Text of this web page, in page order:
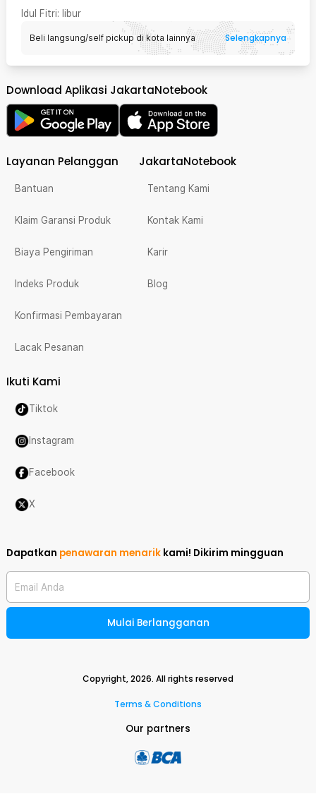
Idul Fitri: libur
Beli langsung/self pickup di kota lainnya Selengkapnya
Download Aplikasi JakartaNotebook
Layanan Pelanggan
Bantuan
Klaim Garansi Produk
Biaya Pengiriman
Indeks Produk
Konfirmasi Pembayaran
Lacak Pesanan
JakartaNotebook
Tentang Kami
Kontak Kami
Karir
Blog
Ikuti Kami
Tiktok
Instagram
Facebook
X
Dapatkan penawaran menarik kami! Dikirim mingguan
Email Anda
Mulai Berlangganan
Copyright,2026. All rights reserved
Terms & Conditions
Our partners